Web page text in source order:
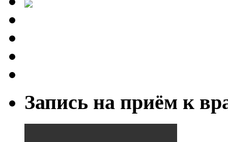
Запись на приём к